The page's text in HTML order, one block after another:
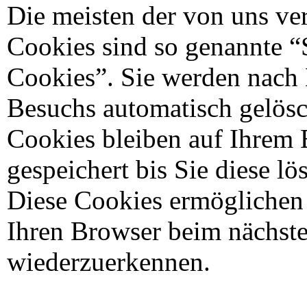
Die meisten der von uns
Cookies sind so genannte
Cookies”. Sie werden nach
Besuchs automatisch
Cookies bleiben auf Ihrem
gespeichert bis Sie diese
Diese Cookies ermöglichen
Ihren Browser beim
wiederzuerkennen.